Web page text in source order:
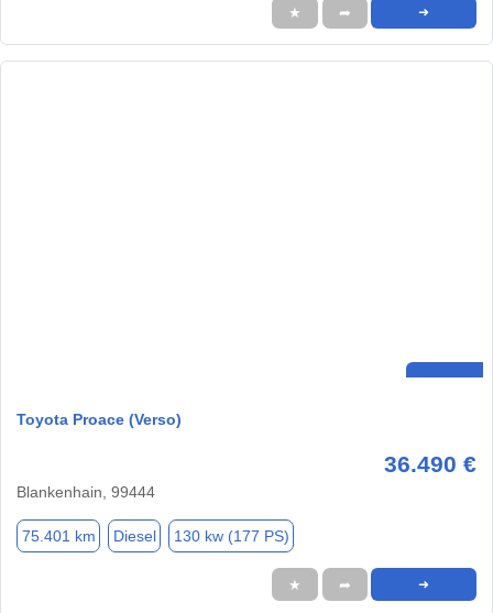
★ ➦ ➜
Toyota Proace (Verso)
36.490 €
Blankenhain, 99444
75.401 km Diesel 130 kw (177 PS)
★ ➦ ➜